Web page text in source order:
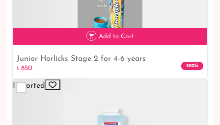
৳ 3,300
Add to Cart
Junior Horlicks Stage 2 for 4-6 years
৳ 850 500G
Imported